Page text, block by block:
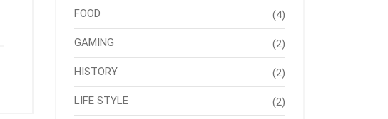
FOOD (4)
GAMING (2)
HISTORY (2)
LIFE STYLE (2)